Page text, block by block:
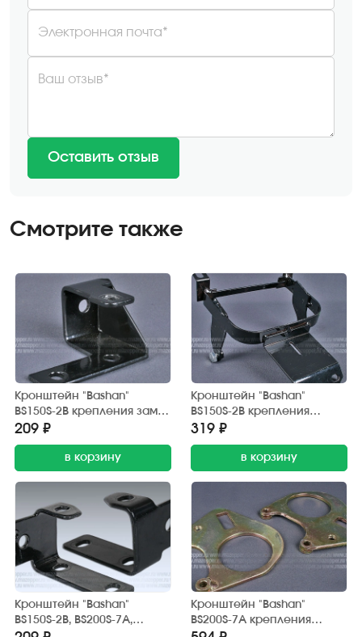
Электронная почта*
Ваш отзыв*
Оставить отзыв
Смотрите также
Кронштейн "Bashan"
BS150S-2B крепления замка
рулевой колонки (ответная
209 ₽
в корзину
Кронштейн "Bashan"
BS150S-2B крепления
панели приборов
319 ₽
в корзину
Кронштейн "Bashan"
BS150S-2B, BS200S-7A,
Кронштейн "Bashan"
BS200S-7A крепления